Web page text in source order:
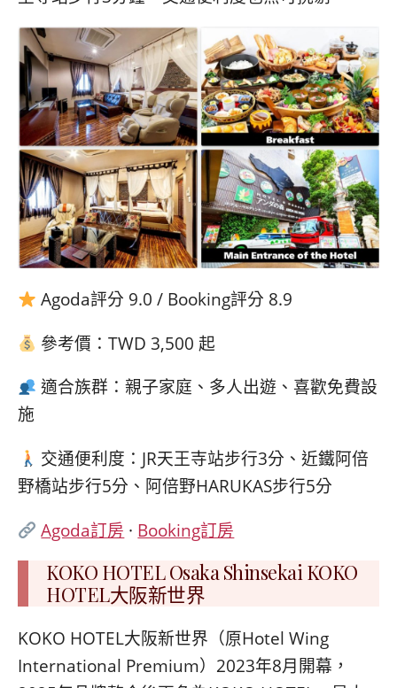
Agoda評分 9.0 / Booking評分 8.9
參考價：TWD 3,500 起
適合族群：親子家庭、多人出遊、喜歡免費設
施
交通便利度：JR天王寺站步行3分、近鐵阿倍
野橋站步行5分、阿倍野HARUKAS步行5分
Agoda訂房 · Booking訂房
KOKO HOTEL Osaka Shinsekai KOKO
HOTEL大阪新世界
KOKO HOTEL大阪新世界（原Hotel Wing
International Premium）2023年8月開幕，